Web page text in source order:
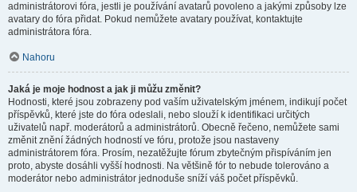
administrátorovi fóra, jestli je používání avatarů povoleno a jakými způsoby lze
avatary do fóra přidat. Pokud nemůžete avatary používat, kontaktujte
administrátora fóra.
Nahoru
Jaká je moje hodnost a jak ji můžu změnit?
Hodnosti, které jsou zobrazeny pod vaším uživatelským jménem, indikují počet
příspěvků, které jste do fóra odeslali, nebo slouží k identifikaci určitých
uživatelů např. moderátorů a administrátorů. Obecně řečeno, nemůžete sami
změnit znění žádných hodností ve fóru, protože jsou nastaveny
administrátorem fóra. Prosím, nezatěžujte fórum zbytečným přispíváním jen
proto, abyste dosáhli vyšší hodnosti. Na většině fór to nebude tolerováno a
moderátor nebo administrátor jednoduše sníží váš počet příspěvků.